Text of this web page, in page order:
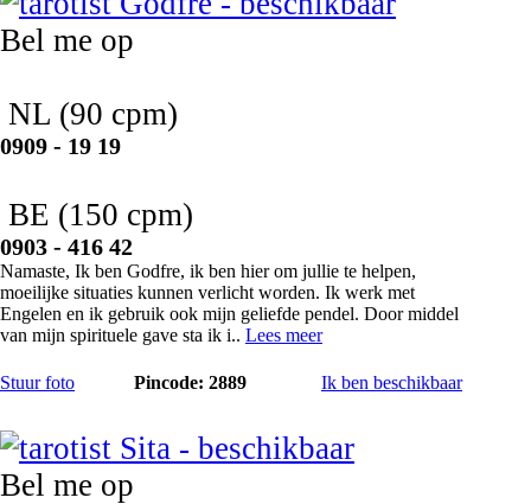
Bel me op
NL (90 cpm)
0909 - 19 19
BE (150 cpm)
0903 - 416 42
Namaste, Ik ben Godfre, ik ben hier om jullie te helpen,
moeilijke situaties kunnen verlicht worden. Ik werk met
Engelen en ik gebruik ook mijn geliefde pendel. Door middel
van mijn spirituele gave sta ik i.. Lees meer
Stuur foto Pincode: 2889 Ik ben beschikbaar
Bel me op